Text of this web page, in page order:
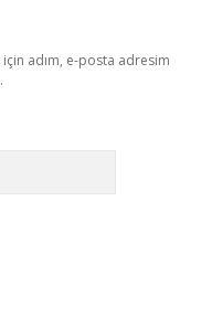
adım, e-posta adresim